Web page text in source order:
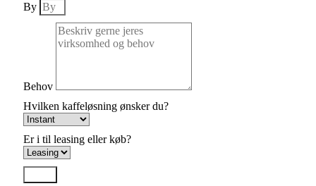
By
Behov
Hvilken kaffeløsning ønsker du?
Er i til leasing eller køb?